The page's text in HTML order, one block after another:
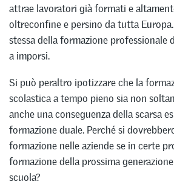
attrae lavoratori già formati e
oltreconfine e persino da tutta Europa.
stessa della formazione professionale
a imporsi.
Si può peraltro ipotizzare che la
scolastica a tempo pieno sia non
anche una conseguenza della scarsa
formazione duale. Perché si
formazione nelle aziende se in certe
formazione della prossima
scuola?